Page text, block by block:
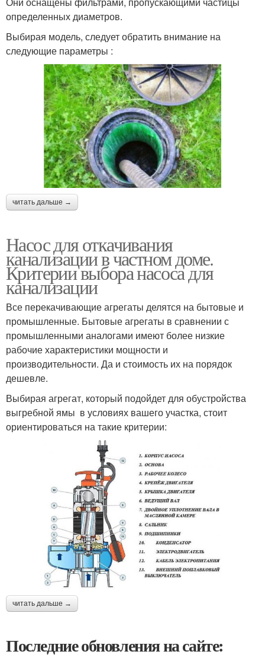
определенных диаметров.
Выбирая модель, следует обратить внимание на
следующие параметры :
читать дальше →
Насос для откачивания
канализации в частном доме.
Критерии выбора насоса для
канализации
Все перекачивающие агрегаты делятся на бытовые и
промышленные. Бытовые агрегаты в сравнении с
промышленными аналогами имеют более низкие
рабочие характеристики мощности и
производительности. Да и стоимость их на порядок
дешевле.
Выбирая агрегат, который подойдет для обустройства
выгребной ямы в условиях вашего участка, стоит
ориентироваться на такие критерии:
читать дальше →
Последние обновления на сайте: